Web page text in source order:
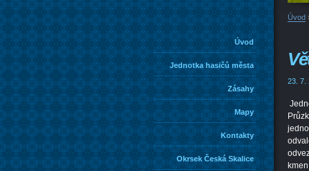
Úvod
Jednotka hasičů města
Zásahy
Mapy
Kontakty
Okrsek Česká Skalice
Úvod
23. 7.